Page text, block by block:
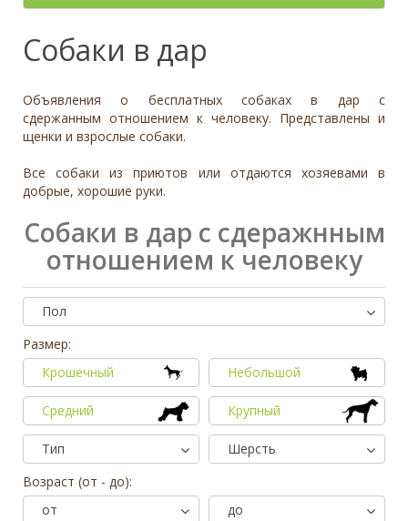
Средний Крупный
Тип
Семейная
Охотничья
Палевый
Серый
Дополнительные цвета
Черный
Серый
Коричневый
Палевый
Рыжий
0 3 6
0 80
Нет
Отношение к детям
Равнодушное
Отношение к кошкам
Доброжелательное
Может проявить агрессию
Отношение к собакам
Доброжелательное
Равнодушное
Может проявить агрессию
- неважно -
Приучен к поводку
- неважно -
Дрессировка
Да
Нет
- неважно -
Необычный окрас
Отдаётся в
- не уточнено -
Собаки в дар
Объявления о бесплатных собаках в дар с
сдержанным отношением к человеку. Представлены и
щенки и взрослые собаки.
Все собаки из приютов или отдаются хозяевами в
добрые, хорошие руки.
Собаки в дар с сдеражнным
отношением к человеку
Пол
Размер:
Крошечный
Небольшой
Средний Крупный
Тип
Шерсть
Возраст (от - до):
от
до